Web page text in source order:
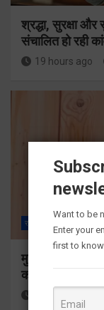
श्रद्धा, सुरक्षा
संचालित हो रही
19 hours ago
राज्य
मुख्यमंत्री ने
करोड़ की वित्तीय
Want to be
Enter your
first to